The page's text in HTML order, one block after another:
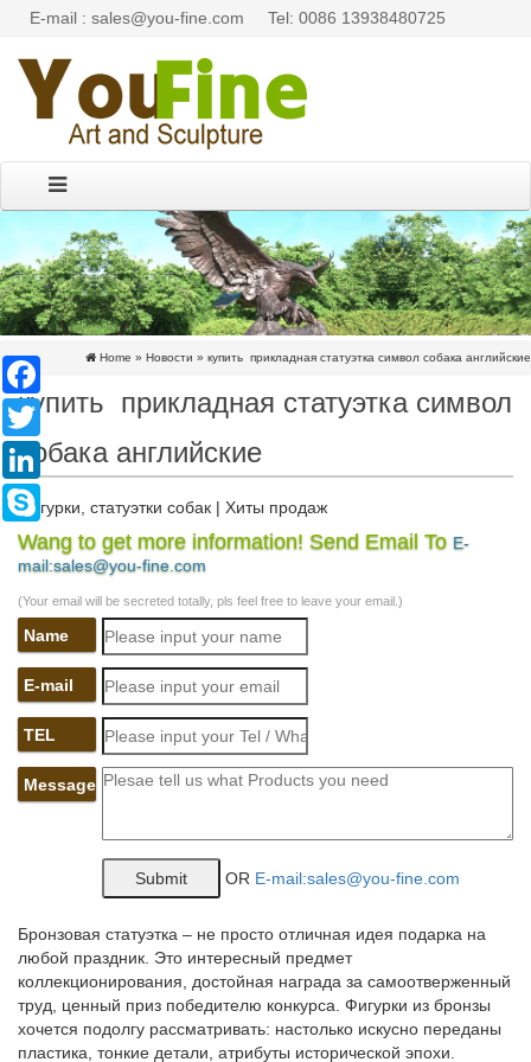
E-mail : sales@you-fine.com Tel: 0086 13938480725
Home » Новости » купить прикладная статуэтка символ собака английские
купить прикладная статуэтка символ
собака английские
Фигурки, статуэтки собак | Хиты продаж
Интернет-магазин русских сувениров с низкими ценами. У нас
можно купить Матрешки, оловянные солдатики, шкатулки
Палех, Федоскино.Павловопосадские платки, фарфор ЛФЗ,
Жостово, Береста, Фигурки, статуэтки собак.
Статуэтки Собак. Символ 2018. Сувениры с собаками –
купить…
Успей купить свой символ 2018 года – собачку!купить
собачку.В нашем интернет-магазине можно купить самые
разнообразные сувениры с собачками – статуэтки собак,
копилки в виде собак, чашечки, чайные наборы, подставки под
Купить Фигурки сувенирные собаки оптом по цене от 13 руб…
Интернет-магазин SIMA-LAND.RU – Фигурки сувенирные
собаки купить по цене опта от 13 руб. 424 SKU в наличии от
производителя с доставкой.Новинки Хиты продаж Скидки
Суперцены. Символ года (Собака) 2732.Прикладная
литература 565.
Статуэтки и фигурки собака Pavone купить в интернет-
Wang to get more information! Send Email To E-
mail:sales@you-fine.com
(Your email will be secreted totally, pls feel free to leave your email.)
Name
E-mail
TEL
Message
OR E-mail:sales@you-fine.com
Бронзовая статуэтка – не просто отличная идея подарка на
любой праздник. Это интересный предмет
коллекционирования, достойная награда за самоотверженный
труд, ценный приз победителю конкурса. Фигурки из бронзы
хочется подолгу рассматривать: настолько искусно переданы
пластика, тонкие детали, атрибуты исторической эпохи.
Facebook
Twitter
LinkedIn